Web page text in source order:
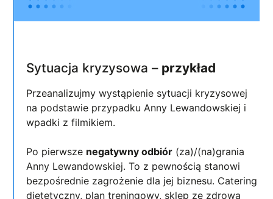
Sytuacja kryzysowa – przykład
Przeanalizujmy wystąpienie sytuacji kryzysowej
na podstawie przypadku Anny Lewandowskiej i
wpadki z filmikiem.
Po pierwsze negatywny odbiór (za)/(na)grania
Anny Lewandowskiej. To z pewnością stanowi
bezpośrednie zagrożenie dla jej biznesu. Catering
dietetyczny, plan treningowy, sklep ze zdrową